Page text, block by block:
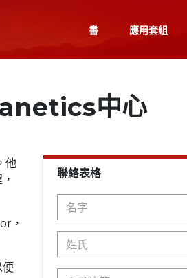
書 應用套組
中心
他
，
便
聯絡表格